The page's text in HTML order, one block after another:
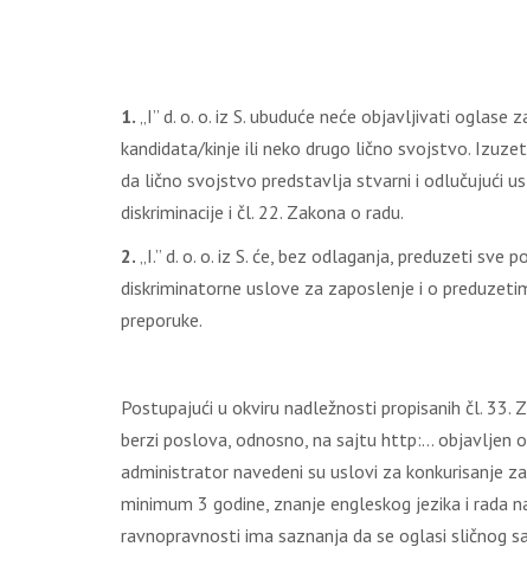
1. „I” d. o. o. iz S. ubuduće neće objavljivati
kandidata/kinje ili neko drugo lično svojstvo.
da lično svojstvo predstavlja stvarni i odlučujući
diskriminacije i čl. 22. Zakona o radu.
2. „I.” d. o. o. iz S. će, bez odlaganja, preduzeti
diskriminatorne uslove za zaposlenje i o
preporuke.
Postupajući u okviru nadležnosti propisanih čl.
berzi poslova, odnosno, na sajtu http:… objavljen
administrator navedeni su uslovi za konkurisanje
minimum 3 godine, znanje engleskog jezika i
ravnopravnosti ima saznanja da se oglasi sličnog